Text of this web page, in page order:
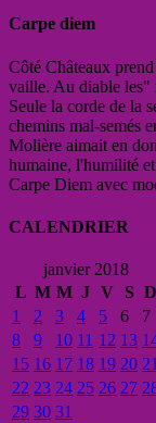
Carpe diem
Côté Châteaux
vaille. Au diable les"
Seule la corde de la
chemins mal-semés
Molière aimait en
humaine, l'humilité
Carpe Diem avec
CALENDRIER
janvier 2018
L M M J V S D
1
2 3 4 5 6
7
8
9 10 11 12 13
15 16 17 18 19 20 21
22 23 24 25 26 27
29 30 31